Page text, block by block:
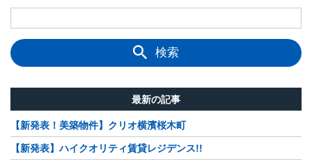
検索
最新の記事
【新発表！美築物件】クリオ横濱桜木町
【新発表】ハイクオリティ賃貸レジデンス!!